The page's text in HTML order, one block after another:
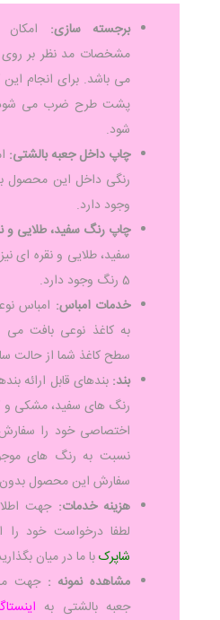
برجسته سازی:
مشخصات مد نظر بر روی
می باشد. برای انجام
پشت طرح ضرب می شود
شود.
چاپ داخل جعبه بالشتی:
رنگی داخل این محصول
وجود دارد.
چاپ رنگ سفید، طلایی و
سفید، طلایی و نقره ای
5 رنگ وجود دارد.
خدمات امباس: امباس
به کاغذ نوعی بافت
سطح کاغذ شما از حالت
بند:بندهای قابل ارائه
رنگ های سفید، مشکی و
اختصاصی خود را
نسبت به رنگ های
سفارش این محصول بدون
هزینه خدمات:جهت
لطفا درخواست خود را
شاپرکبا ما در میان
مشاهده نمونه :جهت
جعبه بالشتی به